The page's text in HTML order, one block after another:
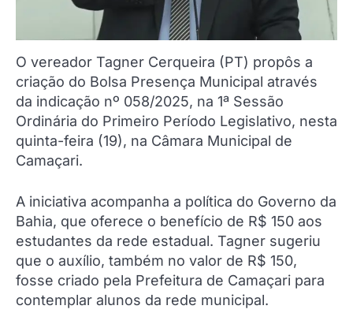
O vereador Tagner Cerqueira (PT) propôs a
criação do Bolsa Presença Municipal através
da indicação nº 058/2025, na 1ª Sessão
Ordinária do Primeiro Período Legislativo, nesta
quinta-feira (19), na Câmara Municipal de
Camaçari.
A iniciativa acompanha a política do Governo da
Bahia, que oferece o benefício de R$ 150 aos
estudantes da rede estadual. Tagner sugeriu
que o auxílio, também no valor de R$ 150,
fosse criado pela Prefeitura de Camaçari para
contemplar alunos da rede municipal.